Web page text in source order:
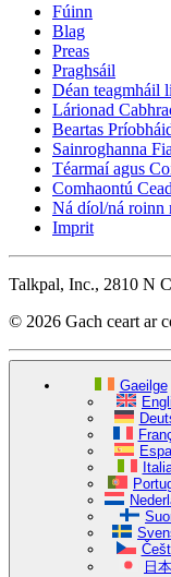
Fúinn
Blag
Preas
Praghsáil
Déan teagmháil
Lárionad
Beartas
Sainroghanna
Téarmaí agus
Comhaontú
Ná díol/ná roinn
Imprit
Talkpal, Inc., 2810 N
© 2026 Gach ceart ar
Gaeilge
日